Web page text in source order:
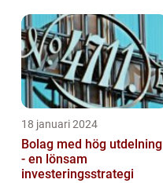
18 januari 2024
Bolag med hög utdelning
- en lönsam
investeringsstrategi